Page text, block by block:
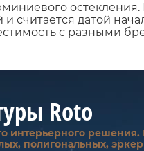
считается датой
с разными
Roto
интерьерного
полигональных,